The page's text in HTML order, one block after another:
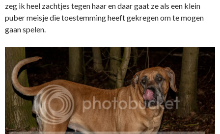
zeg ik heel zachtjes tegen haar en daar gaat ze als een klein
puber meisje die toestemming heeft gekregen om te mogen
gaan spelen.